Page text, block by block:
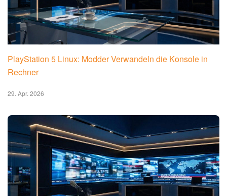
PlayStation 5 Linux: Modder Verwandeln die Konsole in
Rechner
29. Apr. 2026